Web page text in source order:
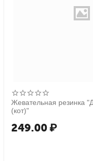
Жевательная резинка
(кот)"
249.00 ₽